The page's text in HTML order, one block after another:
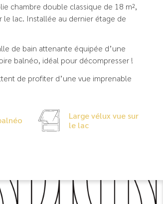
chambre double classique de 18 m²,
le lac. Installée au dernier étage de
de bain attenante équipée d’une
balnéo, idéal pour décompresser !
de profiter d’une vue imprenable
Large vélux vue sur
le lac